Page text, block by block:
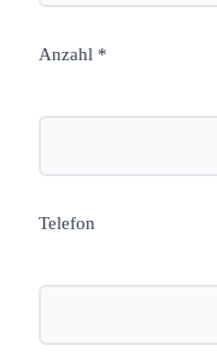
Anzahl *
Telefon